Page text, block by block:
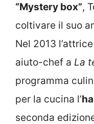
“Mystery box”,
coltivare il suo
Nel 2013
aiuto-chef a La
programma
per la cucina l’
seconda